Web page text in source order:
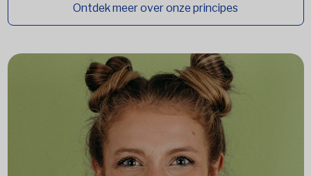
Ontdek meer over onze principes